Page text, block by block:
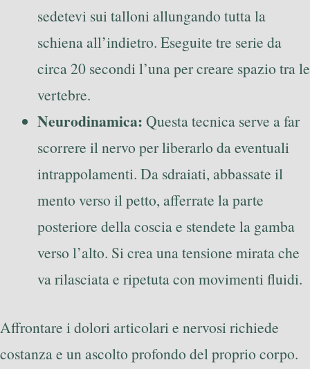
sedetevi sui talloni allungando tutta la
schiena all’indietro. Eseguite tre serie da
circa 20 secondi l’una per creare spazio tra le
vertebre.
Neurodinamica: Questa tecnica serve a far
scorrere il nervo per liberarlo da eventuali
intrappolamenti. Da sdraiati, abbassate il
mento verso il petto, afferrate la parte
posteriore della coscia e stendete la gamba
verso l’alto. Si crea una tensione mirata che
va rilasciata e ripetuta con movimenti fluidi.
Affrontare i dolori articolari e nervosi richiede
costanza e un ascolto profondo del proprio corpo.